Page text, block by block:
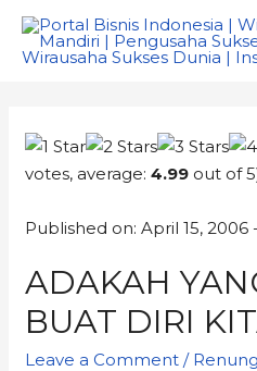
votes, average:4.99 out of
Published on: April 15, 2006
ADAKAH
BUAT DIRI
Leave a Comment /